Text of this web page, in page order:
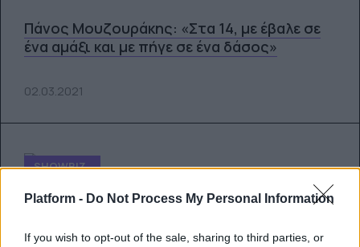
Platform - Do Not Process My Personal Information
If you wish to opt-out of the sale, sharing to third parties, or
Πάνος Μουζουράκης: «Στα 14, με έβαλε σε
ένα αμάξι και με πήγε σε ένα δάσος»
02.03.2021
SHOWBIZ
Στάθης Λιβαθινός: Το «αντίο» και η